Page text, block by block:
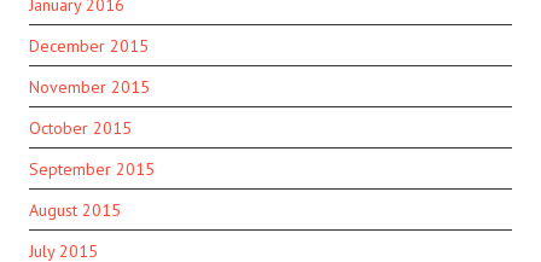
January 2016
December 2015
November 2015
October 2015
September 2015
August 2015
July 2015